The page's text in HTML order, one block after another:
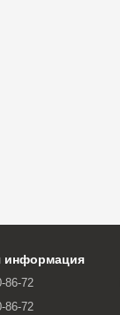
информация
86-72
86-72